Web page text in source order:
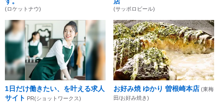
(ロケットナウ) (サッポロビール)
1日だけ働きたい、を叶える求人
サイト PR(ショットワークス)
お好み焼 ゆかり 曽根崎本店 (東梅
田/お好み焼き)